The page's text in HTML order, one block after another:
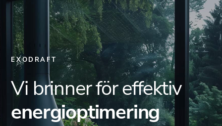
EXODRAFT
Vi brinner för effektiv
energioptimering